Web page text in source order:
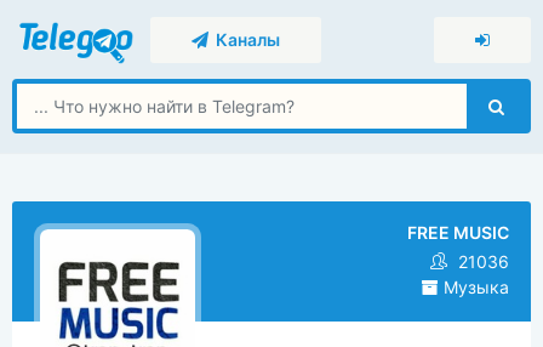
Каналы
FREE MUSIC
21036
Музыка